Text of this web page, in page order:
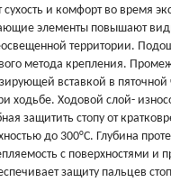
и комфорт во время
элементы повышают
территории.
метода крепления.
вставкой в
ходьбе. Ходовой слой-
защитить стопу от
до 300°С. Глубина
с поверхностями и
защиту пальцев